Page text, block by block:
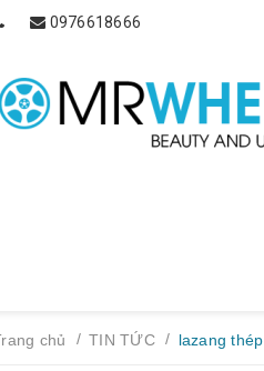
0976618666
chủ / TIN TỨC / lazang thép